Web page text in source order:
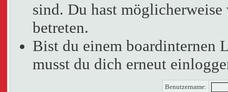
sind. Du hast
betreten.
Bist du einem boardinternen
musst du dich erneut
Benutzername: